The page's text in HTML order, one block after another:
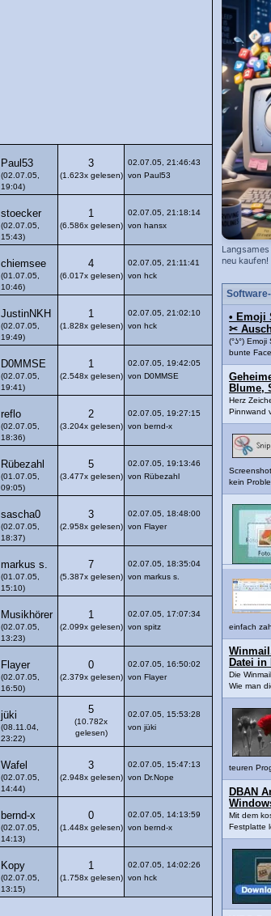
Paul53
(02.07.05,
19:04)
3
(1.623x gelesen)
02.07.05, 21:46:43
von Paul53
stoecker
(02.07.05,
15:43)
1
(6.586x gelesen)
02.07.05, 21:18:14
von hansx
chiemsee
(01.07.05,
10:46)
4
(6.017x gelesen)
02.07.05, 21:11:41
von hck
JustinNKH
(02.07.05,
19:49)
1
(1.828x gelesen)
02.07.05, 21:02:10
von hck
D0MMSE
(02.07.05,
19:41)
1
(2.548x gelesen)
02.07.05, 19:42:05
von D0MMSE
reflo
(02.07.05,
18:36)
2
(3.204x gelesen)
02.07.05, 19:27:15
von bernd-x
Rübezahl
(01.07.05,
09:05)
5
(3.477x gelesen)
02.07.05, 19:13:46
von Rübezahl
sascha0
(02.07.05,
18:37)
3
(2.958x gelesen)
02.07.05, 18:48:00
von Flayer
markus s.
(01.07.05,
15:10)
7
(5.387x gelesen)
02.07.05, 18:35:04
von markus s.
Musikhörer
(02.07.05,
13:23)
1
(2.099x gelesen)
02.07.05, 17:07:34
von spitz
Flayer
(02.07.05,
16:50)
0
(2.379x gelesen)
02.07.05, 16:50:02
von Flayer
jüki
(08.11.04,
23:22)
5
(10.782x
gelesen)
02.07.05, 15:53:28
von jüki
Wafel
(02.07.05,
14:44)
3
(2.948x gelesen)
02.07.05, 15:47:13
von Dr.Nope
bernd-x
(02.07.05,
14:13)
0
(1.448x gelesen)
02.07.05, 14:13:59
von bernd-x
Kopy
(02.07.05,
13:15)
1
(1.758x gelesen)
02.07.05, 14:02:26
von hck
neu kaufen!
• Emoji
✂
(°ʖ°)
bunte
Blume,
Herz
Pinnwand
kein
einfach
Datei in
Die
Wie man
teuren
DBAN
Mit dem
Festplatte